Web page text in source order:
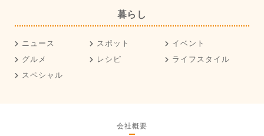
暮らし
ニュース スポット
イベント
グルメ
レシピ
ライフスタイル
スペシャル
会社概要